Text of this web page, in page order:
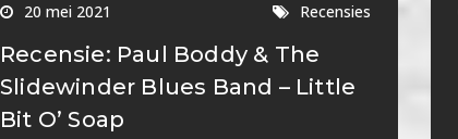
20 mei 2021 Recensies
Recensie: Paul Boddy & The
Slidewinder Blues Band – Little
Bit O’ Soap